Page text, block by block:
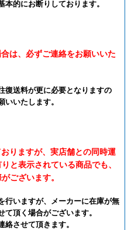
本的にお断りしております。
は、必ずご連絡をお願いいた
復送料が更に必要となりますの
いたします。
りますが、実店舗との同時運
と表示されている商品でも、
ございます。
行いますが、メーカーに在庫が無
頂く場合がございます。
絡させて頂きます。